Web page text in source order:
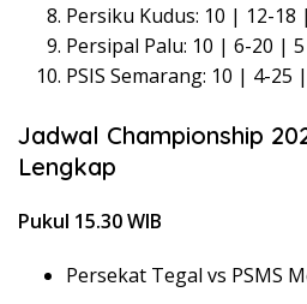
Persiku Kudus: 10 | 12-18
Persipal Palu: 10 | 6-20 | 5
PSIS Semarang: 10 | 4-25
Jadwal Championship
Lengkap
Pukul 15.30 WIB
Persekat Tegal vs PSMS